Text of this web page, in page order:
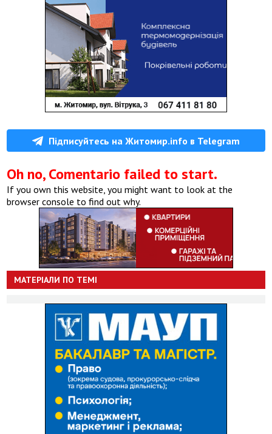
Підписуйтесь на Житомир.info в Telegram
Oh no, Comentario failed to start.
If you own this website, you might want to look at the
browser console to find out why.
МАТЕРІАЛИ ПО ТЕМІ